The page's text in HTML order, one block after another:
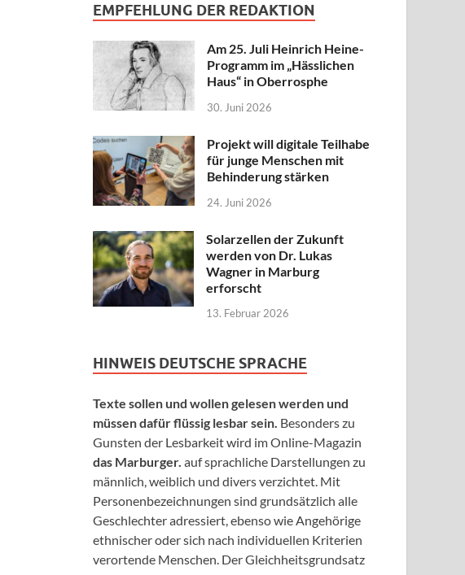
EMPFEHLUNG DER REDAKTION
Am 25. Juli Heinrich Heine-
Programm im „Hässlichen
Haus“ in Oberrosphe
30. Juni 2026
Projekt will digitale Teilhabe
für junge Menschen mit
Behinderung stärken
24. Juni 2026
Solarzellen der Zukunft
werden von Dr. Lukas
Wagner in Marburg
erforscht
13. Februar 2026
HINWEIS DEUTSCHE SPRACHE
Texte sollen und wollen gelesen werden und
müssen dafür flüssig lesbar sein. Besonders zu
Gunsten der Lesbarkeit wird im Online-Magazin
das Marburger. auf sprachliche Darstellungen zu
männlich, weiblich und divers verzichtet. Mit
Personenbezeichnungen sind grundsätzlich alle
Geschlechter adressiert, ebenso wie Angehörige
ethnischer oder sich nach individuellen Kriterien
verortende Menschen. Der Gleichheitsgrundsatz